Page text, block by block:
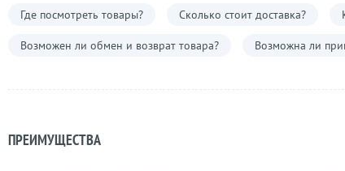
Где посмотреть товары? Сколько стоит доставка?
Возможен ли обмен и возврат товара? Возможна ли
ПРЕИМУЩЕСТВА